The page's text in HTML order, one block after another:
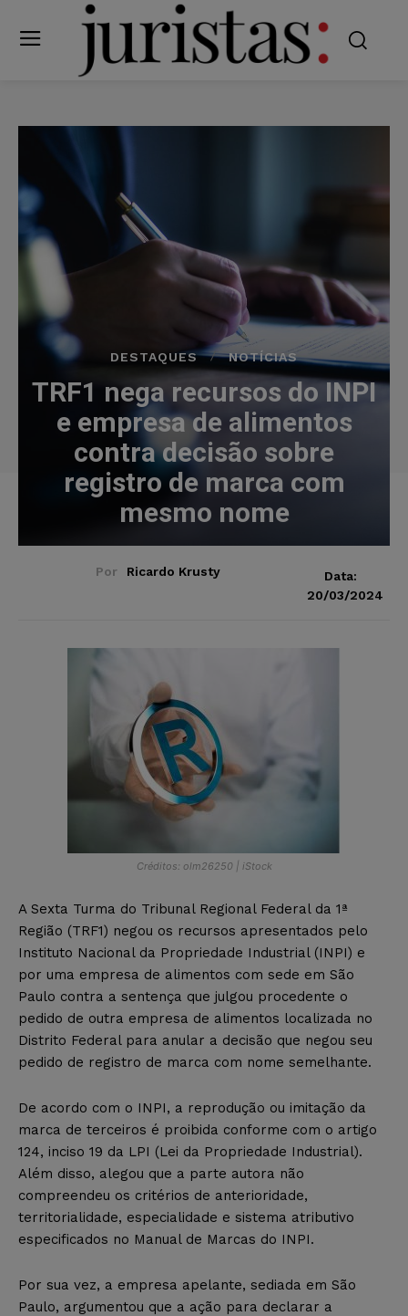
DESTAQUES NOTÍCIAS
TRF1 nega recursos do INPI
e empresa de alimentos
contra decisão sobre
registro de marca com
mesmo nome
Por Ricardo Krusty
Data:
20/03/2024
Créditos: olm26250 | iStock
A Sexta Turma do Tribunal Regional Federal da 1ª
Região (TRF1) negou os recursos apresentados pelo
Instituto Nacional da Propriedade Industrial (INPI) e
por uma empresa de alimentos com sede em São
Paulo contra a sentença que julgou procedente o
pedido de outra empresa de alimentos localizada no
Distrito Federal para anular a decisão que negou seu
pedido de registro de marca com nome semelhante.
De acordo com o INPI, a reprodução ou imitação da
marca de terceiros é proibida conforme com o artigo
124, inciso 19 da LPI (Lei da Propriedade Industrial).
Além disso, alegou que a parte autora não
compreendeu os critérios de anterioridade,
territorialidade, especialidade e sistema atributivo
especificados no Manual de Marcas do INPI.
Por sua vez, a empresa apelante, sediada em São
Paulo, argumentou que a ação para declarar a